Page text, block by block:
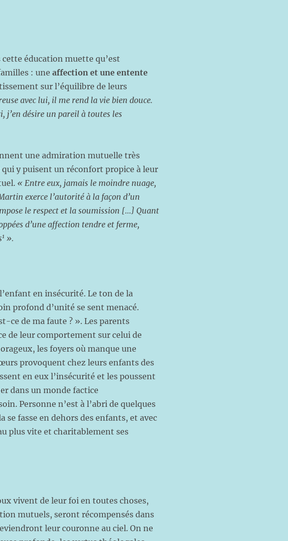
éducation muette qu’est
: uneaffection et une entente
sur l’équilibre de leurs
avec lui, il me rend la vie bien douce.
j’en désire un pareil à toutes les
une admiration mutuelle très
y puisent un réconfort propice à leur
« Entre eux, jamais le moindre nuage,
exerce l’autorité à la façon d’un
le respect et la soumission […] Quant
d’une affection tendre et ferme,
1 ».
en insécurité. Le ton de la
profond d’unité se sent menacé.
ce de ma faute ? ». Les parents
de leur comportement sur celui de
les foyers où manque une
provoquent chez leurs enfants des
en eux l’insécurité et les poussent
dans un monde factice
Personne n’est à l’abri de quelques
se fasse en dehors des enfants, et avec
plus vite et charitablement ses
vivent de leur foi en toutes choses,
mutuels, seront récompensés dans
leur couronne au ciel. On ne